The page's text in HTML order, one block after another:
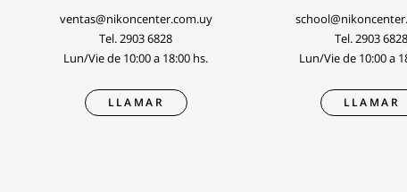
ventas@nikoncenter.com.uy
Tel. 2903 6828
Lun/Vie de 10:00 a 18:00 hs.
LLAMAR
Tel. 2903 6828
Lun/Vie de 10:00 a
LLAMAR